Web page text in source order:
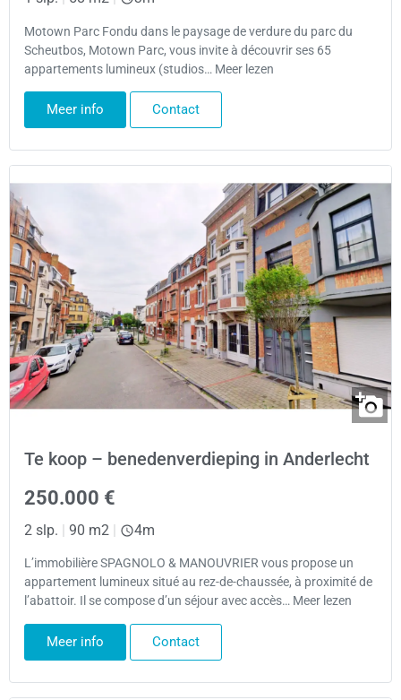
Motown Parc Fondu dans le paysage de verdure du parc du
Scheutbos, Motown Parc, vous invite à découvrir ses 65
appartements lumineux (studios… Meer lezen
Meer info Contact
Te koop – benedenverdieping in Anderlecht
250.000 €
2 slp. | 90 m2 | 4m
L’immobilière SPAGNOLO & MANOUVRIER vous propose un
appartement lumineux situé au rez-de-chaussée, à proximité de
l’abattoir. Il se compose d’un séjour avec accès… Meer lezen
Meer info Contact